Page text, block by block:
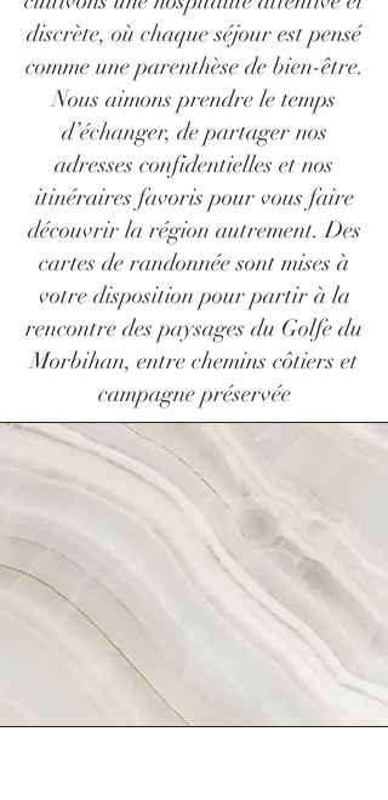
discrète, où chaque séjour est pensé
comme une parenthèse de bien-être.
Nous aimons prendre le temps
d’échanger, de partager nos
adresses confidentielles et nos
itinéraires favoris pour vous faire
découvrir la région autrement. Des
cartes de randonnée sont mises à
votre disposition pour partir à la
rencontre des paysages du Golfe du
Morbihan, entre chemins côtiers et
campagne préservée